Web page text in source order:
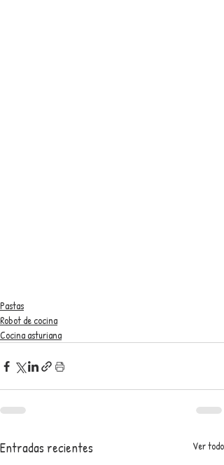
Pastas
Robot de cocina
Cocina asturiana
Entradas recientes Ver todo